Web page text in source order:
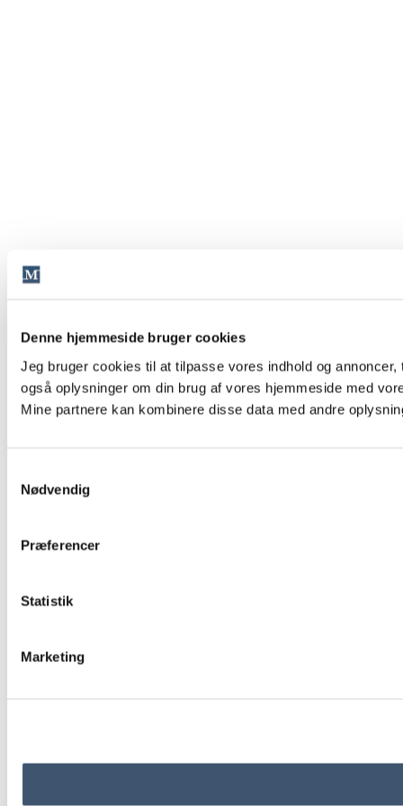
Denne hjemmeside bruger cookies
Jeg bruger cookies til at tilpasse vores indhold og
også oplysninger om din brug af vores hjemmeside med
Mine partnere kan kombinere disse data med andre
Nødvendig
Præferencer
Statistik
Marketing